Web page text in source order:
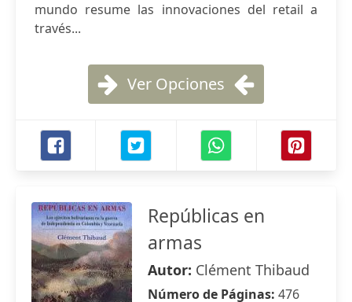
mundo resume las innovaciones del retail a
través...
Ver Opciones
Repúblicas en
armas
Autor: Clément Thibaud
Número de Páginas: 476